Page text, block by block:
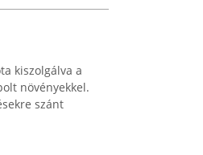
kiszolgálva a
növényekkel.
szánt